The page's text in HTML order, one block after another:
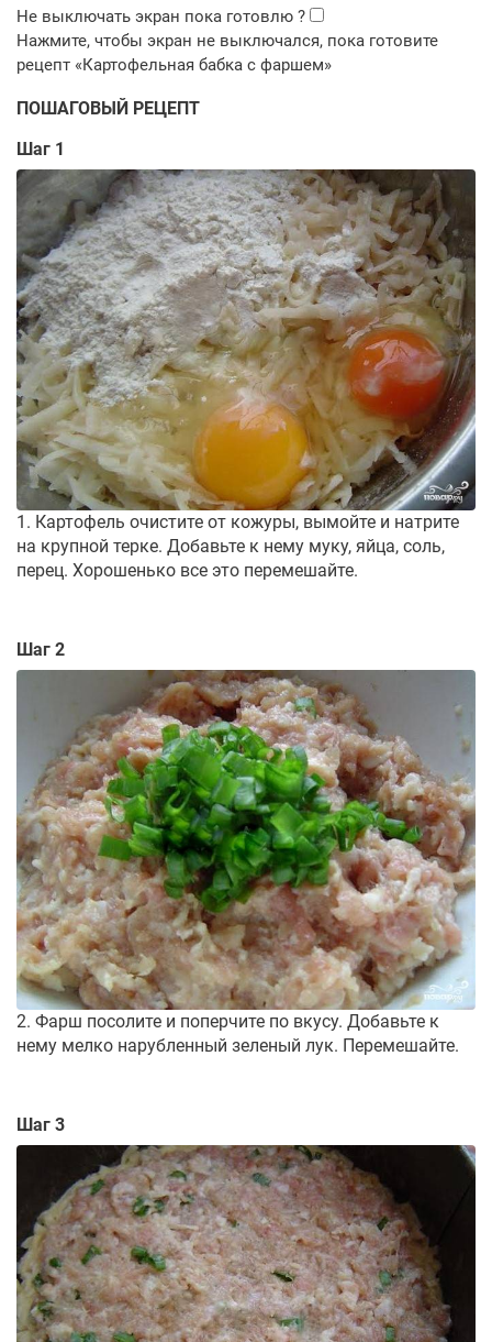
ПОШАГОВЫЙ РЕЦЕПТ
Шаг 1
1. Картофель очистите от кожуры, вымойте и натрите
на крупной терке. Добавьте к нему муку, яйца, соль,
перец. Хорошенько все это перемешайте.
Шаг 2
2. Фарш посолите и поперчите по вкусу. Добавьте к
нему мелко нарубленный зеленый лук. Перемешайте.
Шаг 3